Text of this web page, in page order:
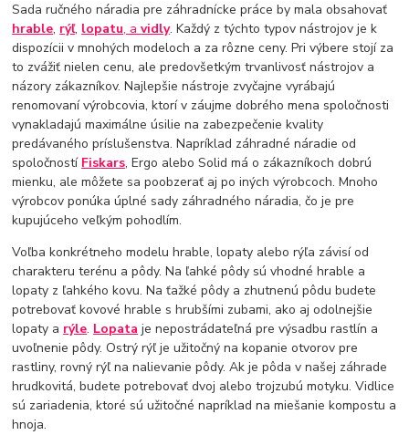
Sada ručného náradia pre záhradnícke práce by mala obsahovať
hrable, rýľ, lopatu, avidly. Každý z týchto typov nástrojov je k
dispozícii v mnohých modeloch a za rôzne ceny. Pri výbere stojí za
to zvážiť nielen cenu, ale predovšetkým trvanlivosť nástrojov a
názory zákazníkov. Najlepšie nástroje zvyčajne vyrábajú
renomovaní výrobcovia, ktorí v záujme dobrého mena spoločnosti
vynakladajú maximálne úsilie na zabezpečenie kvality
predávaného príslušenstva. Napríklad záhradné náradie od
spoločností Fiskars, Ergo alebo Solid má o zákazníkoch dobrú
mienku, ale môžete sa poobzerať aj po iných výrobcoch. Mnoho
výrobcov ponúka úplné sady záhradného náradia, čo je pre
kupujúceho veľkým pohodlím.
Voľba konkrétneho modelu hrable, lopaty alebo rýľa závisí od
charakteru terénu a pôdy. Na ľahké pôdy sú vhodné hrable a
lopaty z ľahkého kovu. Na ťažké pôdy a zhutnenú pôdu budete
potrebovať kovové hrable s hrubšími zubami, ako aj odolnejšie
lopaty a rýle. Lopata je nepostrádateľná pre výsadbu rastlín a
uvoľnenie pôdy. Ostrý rýľ je užitočný na kopanie otvorov pre
rastliny, rovný rýľ na nalievanie pôdy. Ak je pôda v našej záhrade
hrudkovitá, budete potrebovať dvoj alebo trojzubú motyku. Vidlice
sú zariadenia, ktoré sú užitočné napríklad na miešanie kompostu a
hnoja.